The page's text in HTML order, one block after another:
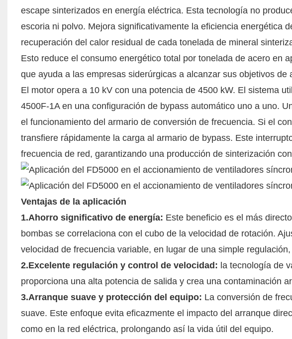
escape sinterizados en energía eléctrica. Esta tecnología no
escoria ni polvo. Mejora significativamente la eficiencia energética
recuperación del calor residual de cada tonelada de mineral
Esto reduce el consumo energético total por tonelada de acero en
que ayuda a las empresas siderúrgicas a alcanzar sus objetivos
El motor opera a 10 kV con una potencia de 4500 kW. El sistema
4500F-1A en una configuración de bypass automático uno a uno.
el funcionamiento del armario de conversión de frecuencia. Si el
transfiere rápidamente la carga al armario de bypass. Este
frecuencia de red, garantizando una producción de sinterización
Ventajas de la aplicación
1.Ahorro significativo de energía: Este beneficio es el más
bombas se correlaciona con el cubo de la velocidad de rotación.
velocidad de frecuencia variable, en lugar de una simple
2.Excelente regulación y control de velocidad: la tecnología de
proporciona una alta potencia de salida y crea una contaminación
3.Arranque suave y protección del equipo: La conversión de
suave. Este enfoque evita eficazmente el impacto del arranque
como en la red eléctrica, prolongando así la vida útil del equipo.